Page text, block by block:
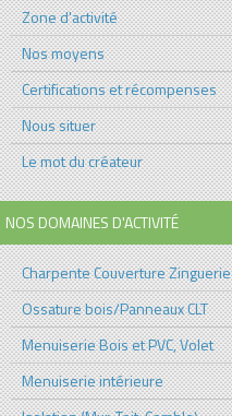
Zone d'activité
Nos moyens
Certifications et récompenses
Nous situer
Le mot du créateur
NOS DOMAINES D'ACTIVITÉ
Charpente Couverture Zinguerie
Ossature bois/Panneaux CLT
Menuiserie Bois et PVC, Volet
Menuiserie intérieure